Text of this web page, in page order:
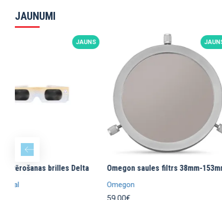
JAUNUMI
Black
JAUNS
Nazis EKA SwedBlade G5 Black
Universāls